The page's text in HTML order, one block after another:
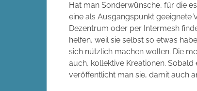
Hat man Sonderwünsche, für die
eine als Ausgangspunkt geeignete
Dezentrum oder per Intermesh
helfen, weil sie selbst so etwas
sich nützlich machen wollen. Die
auch, kollektive Kreationen.
veröffentlicht man sie, damit auch